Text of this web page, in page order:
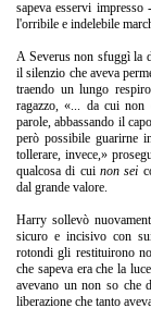
sapeva esservi
l'orribile e indelebile
A Severus non sfuggì la
il silenzio che aveva
traendo un lungo
ragazzo, «... da cui non
parole, abbassando il
però possibile guarirne
tollerare, invece,»
qualcosa di cui non sei
dal grande valore.
Harry sollevò
sicuro e incisivo con
rotondi gli restituirono
che sapeva era che la
avevano un non so che
liberazione che tanto